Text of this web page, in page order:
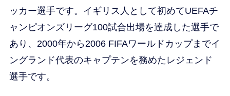
ッカー選手です。イギリス人として初めてUEFAチ
ャンピオンズリーグ100試合出場を達成した選手で
あり、2000年から2006 FIFAワールドカップまでイ
ングランド代表のキャプテンを務めたレジェンド
選手です。